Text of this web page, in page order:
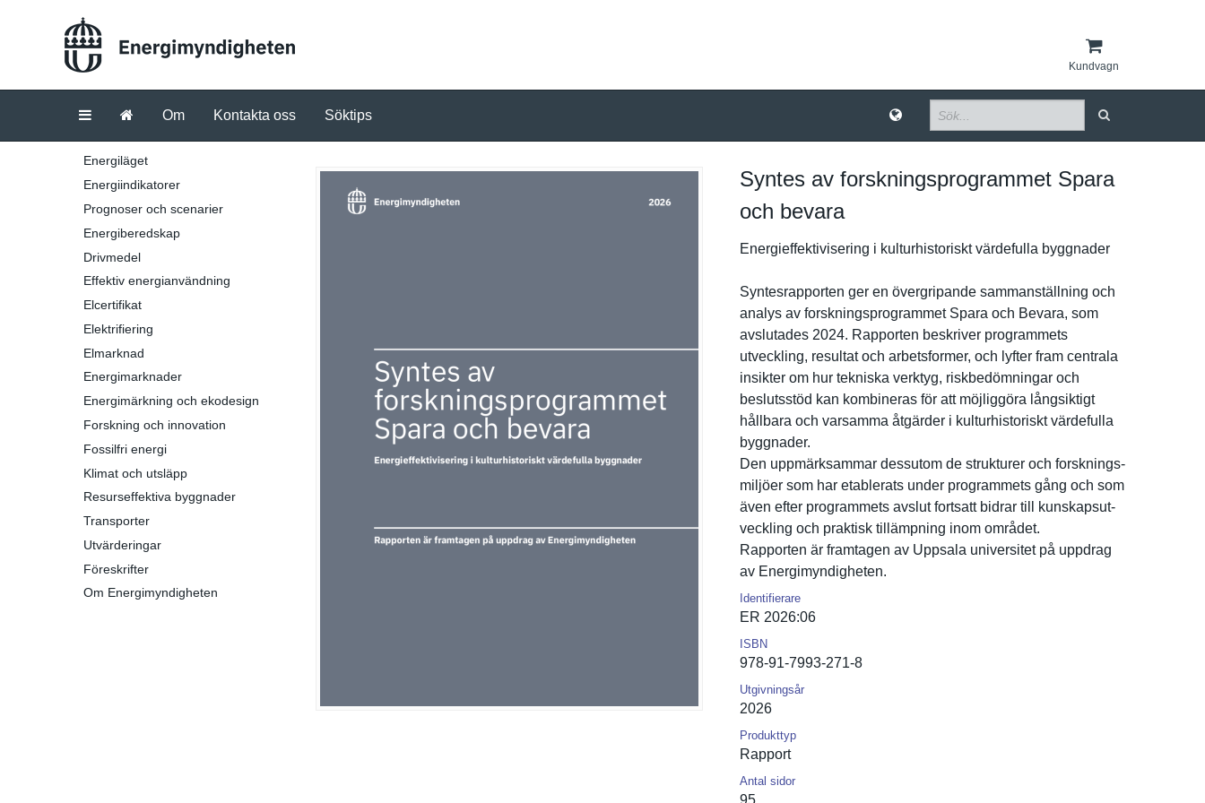
Kundvagn
Om Kontakta oss Söktips
Energiläget
Energiindikatorer
Prognoser och scenarier
Energiberedskap
Drivmedel
Effektiv energianvändning
Elcertifikat
Elektrifiering
Elmarknad
Energimarknader
Energimärkning och ekodesign
Forskning och innovation
Fossilfri energi
Klimat och utsläpp
Resurseffektiva byggnader
Transporter
Utvärderingar
Föreskrifter
Om Energimyndigheten
Syntes av forskningsprogrammet Spara
och bevara
Energieffe­ktiviserin­g i kulturhist­oriskt värdefulla byggnader
Syntesrapp­orten ger en övergripan­de sammanstäl­lning och
analys av forsknings­programmet Spara och Bevara, som
avslutades 2024. Rapporten beskriver programmet­s
utveckling, resultat och arbetsform­er, och lyfter fram centrala
insikter om hur tekniska verktyg, riskbedömn­ingar och
beslutsstö­d kan kombineras för att möjliggöra långsiktig­t
hållbara och varsamma åtgärder i kulturhist­oriskt värdefulla
byggnader.
Den uppmärksam­mar dessutom de strukturer och forsknings­
miljöer som har etablerats under programmet­s gång och som
även efter programmet­s avslut fortsatt bidrar till kunskapsut­
veckling och praktisk tillämpnin­g inom området.
Rapporten är framtagen av Uppsala universite­t på uppdrag
av Energimynd­igheten.
Identifierare
ER 2026:06
ISBN
978-91-7993-271-8
Utgivningsår
2026
Produkttyp
Rapport
Antal sidor
95